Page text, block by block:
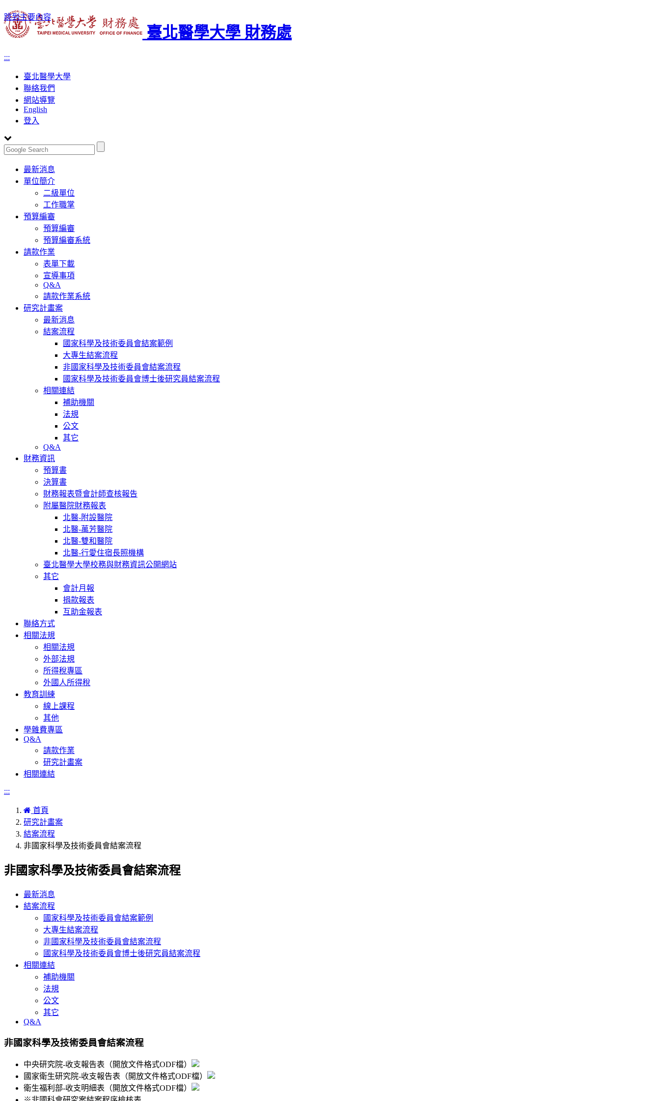
跳到主要內容
臺北醫學大學 財務處
:::
臺北醫學大學
聯絡我們
網站導覽
English
登入
Toggle
navigation
最新消息
單位簡介
二級單位
工作職掌
預算編審
預算編審
預算編審系統
請款作業
表單下載
宣導事項
Q&A
請款作業系統
研究計畫案
最新消息
結案流程
國家科學及技術委員會結案範例
大專生結案流程
非國家科學及技術委員會結案流程
國家科學及技術委員會博士後研究員結案流程
相關連結
補助機關
法規
公文
其它
Q&A
財務資訊
預算書
決算書
財務報表暨會計師查核報告
附屬醫院財務報表
北醫-附設醫院
北醫-萬芳醫院
北醫-雙和醫院
北醫-行愛住宿長照機構
臺北醫學大學校務與財務資訊公開網站
其它
會計月報
捐款報表
互助金報表
聯絡方式
相關法規
相關法規
外部法規
所得稅專區
外國人所得稅
教育訓練
線上課程
其他
學雜費專區
Q&A
請款作業
研究計畫案
相關連結
:::
首頁
研究計畫案
結案流程
非國家科學及技術委員會結案流程
非國家科學及技術委員會結案流程
最新消息
結案流程
國家科學及技術委員會結案範例
大專生結案流程
非國家科學及技術委員會結案流程
國家科學及技術委員會博士後研究員結案流程
相關連結
補助機關
法規
公文
其它
Q&A
非國家科學及技術委員會結案流程
中央研究院-收支報告表（開放文件格式ODF檔）
國家衛生研究院-收支報告表（開放文件格式ODF檔）
衛生福利部-收支明細表（開放文件格式ODF檔）